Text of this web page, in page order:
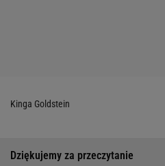
Kinga Goldstein
Dziękujemy za przeczytanie